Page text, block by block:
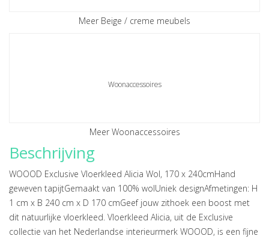
Meer Beige / creme meubels
Woonaccessoires
Meer Woonaccessoires
Beschrijving
WOOOD Exclusive Vloerkleed Alicia Wol, 170 x 240cmHand
geweven tapijtGemaakt van 100% wolUniek designAfmetingen: H
1 cm x B 240 cm x D 170 cmGeef jouw zithoek een boost met
dit natuurlijke vloerkleed. Vloerkleed Alicia, uit de Exclusive
collectie van het Nederlandse interieurmerk WOOOD, is een fijne